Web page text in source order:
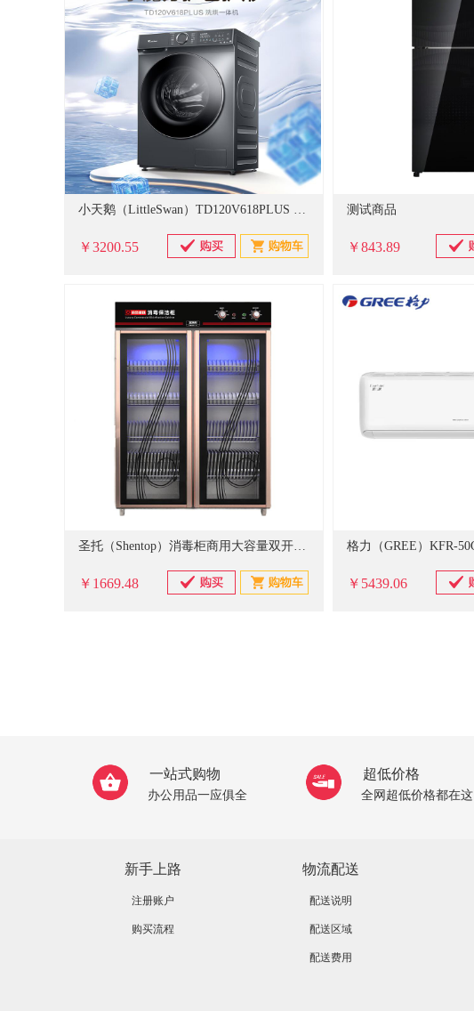
小天鹅（LittleSwan）TD120V618PLUS 12公斤 水魔方 洗烘一体 滚筒洗衣机
￥3200.55
测试商品
￥843.89
圣托（Shentop）消毒柜商用大容量双开门 热风循环碗筷消毒柜 臭氧紫外线餐饮消毒碗柜 YTP780-C13
￥1669.48 ￥5439.06
一站式购物
办公用品一应俱全
超低价格
全网超低价格都在这
新手上路
注册账户
购买流程
物流配送
配送说明
配送区域
配送费用